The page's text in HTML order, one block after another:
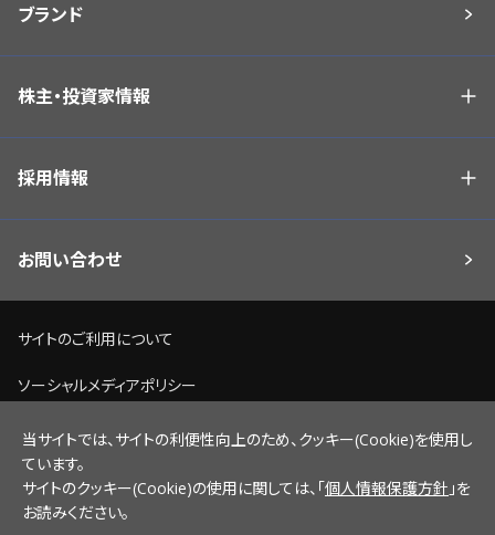
ブランド
株主・投資家情報
採用情報
お問い合わせ
サイトのご利用について
ソーシャルメディアポリシー
個人情報保護方針
脆弱性情報開示ポリシー
サイトマップ
当サイトでは、サイトの利便性向上のため、クッキー(Cookie)を使用し
ています。
サイトのクッキー(Cookie)の使用に関しては、「個人情報保護方針 」を
お読みください。